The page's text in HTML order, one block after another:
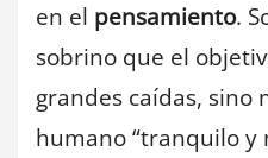
en el pensamiento.
sobrino que el
grandes caídas, sino
humano “tranquilo y